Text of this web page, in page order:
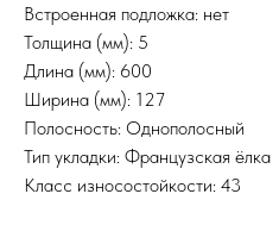
Встроенная подложка: нет
Толщина (мм): 5
Длина (мм): 600
Ширина (мм): 127
Полосность: Однополосный
Тип укладки: Французская ёлка
Класс износостойкости: 43